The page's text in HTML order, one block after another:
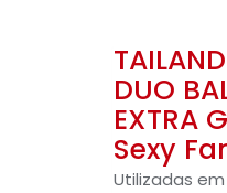
DUO
EXTRA
Sexy
Utilizadas